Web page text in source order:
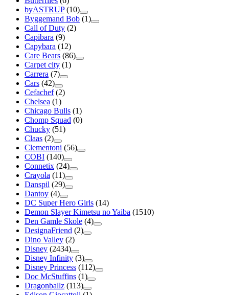
byASTRUP (10)
Byggemand Bob (1)
Call of Duty (2)
Capibara (9)
Capybara (12)
Care Bears (86)
Carpet city (1)
Carrera (7)
Cars (42)
Cefachef (2)
Chelsea (1)
Chicago Bulls (1)
Chomp Squad (0)
Chucky (51)
Claas (2)
Clementoni (56)
COBI (140)
Connetix (24)
Crayola (11)
Danspil (29)
Dantoy (4)
DC Super Hero Girls (14)
Demon Slayer Kimetsu no Yaiba (1510)
Den Gamle Skole (4)
DesignaFriend (2)
Dino Valley (2)
Disney (2434)
Disney Infinity (3)
Disney Princess (112)
Doc McStuffins (1)
Dragonballz (113)